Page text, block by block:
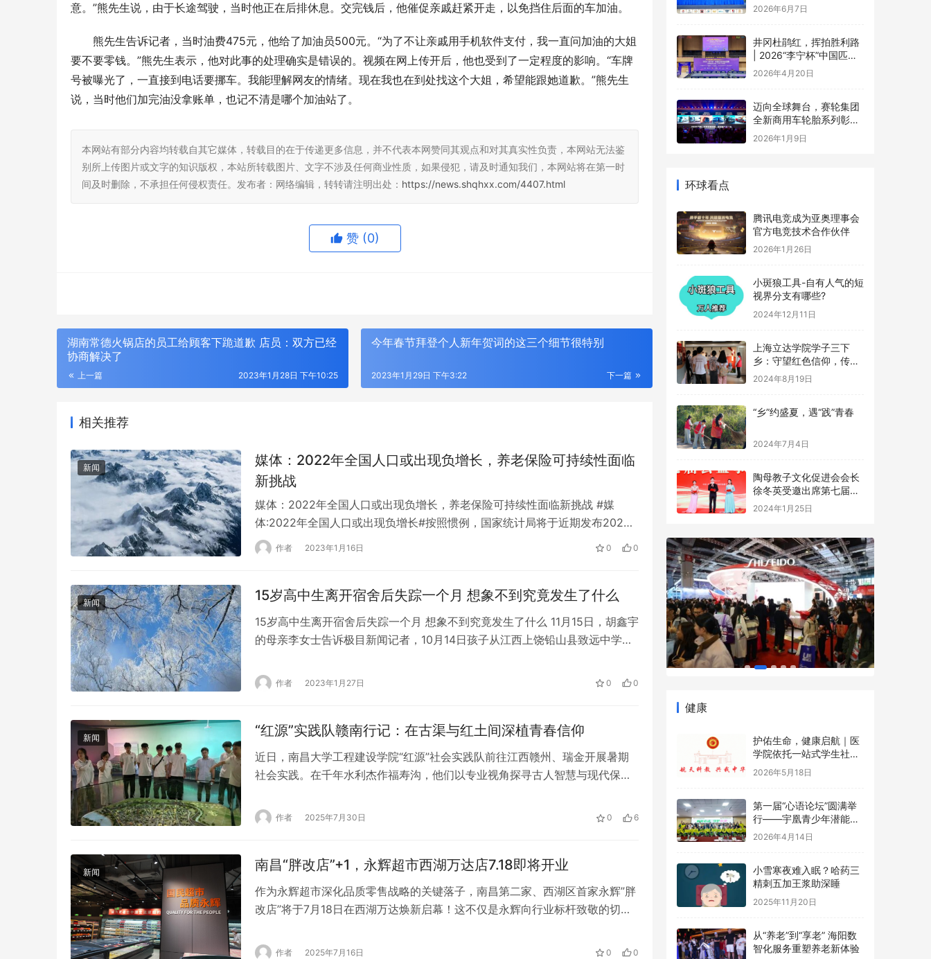
意。”熊先生说，由于长途驾驶，当时他正在后排休息。交完钱后，他催促亲戚赶紧开走，以免挡住后面的车加油。
熊先生告诉记者，当时油费475元，他给了加油员500元。“为了不让亲戚用手机软件支付，我一直问加油的大姐
要不要零钱。”熊先生表示，他对此事的处理确实是错误的。视频在网上传开后，他也受到了一定程度的影响。“车牌
号被曝光了，一直接到电话要挪车。我能理解网友的情绪。现在我也在到处找这个大姐，希望能跟她道歉。”熊先生
说，当时他们加完油没拿账单，也记不清是哪个加油站了。
本网站有部分内容均转载自其它媒体，转载目的在于传递更多信息，并不代表本网赞同其观点和对其真实性负责，本网站无法鉴
别所上传图片或文字的知识版权，本站所转载图片、文字不涉及任何商业性质，如果侵犯，请及时通知我们，本网站将在第一时
间及时删除，不承担任何侵权责任。发布者：网络编辑，转转请注明出处： https://news.shqhxx.com/4407.html
赞 (0)
湖南常德火锅店的员工给顾客下跪道歉 店员：双方已经
协商解决了
上一篇 2023年1月28日 下午10:25
今年春节拜登个人新年贺词的这三个细节很特别
下一篇
2023年1月29日 下午3:22
相关推荐
新闻
媒体：2022年全国人口或出现负增长，养老保险可持续性面临
新挑战
媒体：2022年全国人口或出现负增长，养老保险可持续性面临新挑战 #媒
体:2022年全国人口或出现负增长#按照惯例，国家统计局将于近期发布2022
年全国人口数据。人口和经济领域的专家曾预测，中国将在2022年或不晚于
速度…
作者 2023年1月16日 0 0
新闻 15岁高中生离开宿舍后失踪一个月 想象不到究竟发生了什么
15岁高中生离开宿舍后失踪一个月 想象不到究竟发生了什么 11月15日，胡鑫宇
的母亲李女士告诉极目新闻记者，10月14日孩子从江西上饶铅山县致远中学失
工湖和化粪池都抽干找过了。然而，如今一个月已经过去了，依然没有找到关
于孩子的线索。 孩子去上晚自习时“消失” 李女士介绍，10月15日上午，在…
作者 2023年1月27日 0 0
新闻 “红源”实践队赣南行记：在古渠与红土间深植青春信仰
近日，南昌大学工程建设学院“红源”社会实践队前往江西赣州、瑞金开展暑期
社会实践。在千年水利杰作福寿沟，他们以专业视角探寻古人智慧与现代保护
走进博物馆、服务福利院等多元实践，深刻理解专业报国与红色基因传承的时
作者 2025年7月30日 0 6
新闻 南昌“胖改店”+1，永辉超市西湖万达店7.18即将开业
作为永辉超市深化品质零售战略的关键落子，南昌第二家、西湖区首家永辉”胖
改店”将于7月18日在西湖万达焕新启幕！这不仅是永辉向行业标杆致敬的切实
抢先看： 深度对标胖东来，商品品质大焕新：将原有的11821支商品下架了
作者 2025年7月16日 0 0
球巡回赛井冈山站圆满落
幕
2026年4月20日
中国品牌实力
2026年1月9日
2026年1月26日
2024年12月11日
革命记忆
2024年8月19日
益事业大典
2024年1月25日
开展5·12国际护士节沉浸
式健康科普游园会
2026年5月18日
长基地协办，助力青少年
心理健康事业
2026年4月14日
2025年11月20日
2025年11月3日